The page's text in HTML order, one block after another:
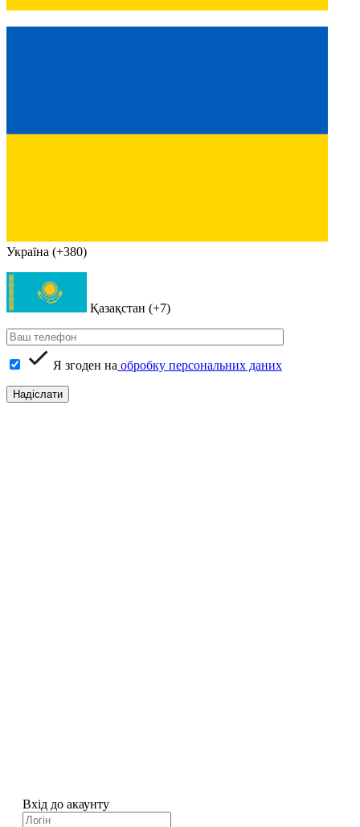
Україна (+380)
Қазақстан (+7)
Я згоден на обробку персональних даних
Вхід до акаунту